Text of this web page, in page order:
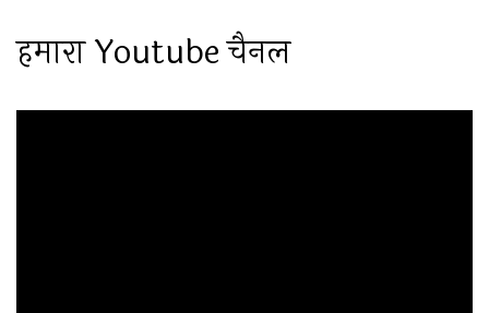
हमारा Youtube चैनल